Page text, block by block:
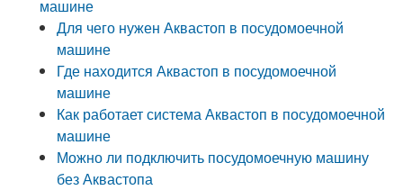
машине
Для чего нужен Аквастоп в посудомоечной
машине
Где находится Аквастоп в посудомоечной
машине
Как работает система Аквастоп в посудомоечной
машине
Можно ли подключить посудомоечную машину
без Аквастопа